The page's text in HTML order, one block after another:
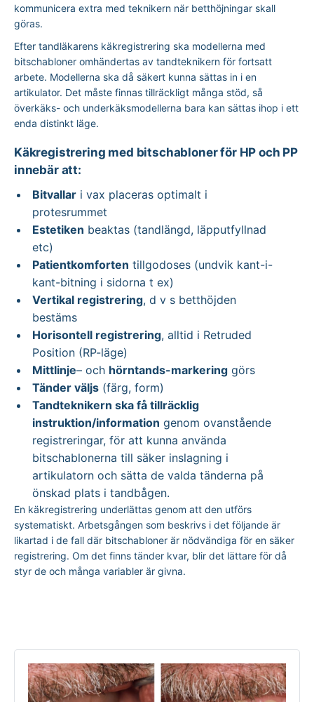
kommunicera extra med teknikern när betthöjningar skall
göras.
Efter tandläkarens käkregistrering ska modellerna med
bitschabloner omhändertas av tandteknikern för fortsatt
arbete. Modellerna ska då säkert kunna sättas in i en
artikulator. Det måste finnas tillräckligt många stöd, så
överkäks- och underkäksmodellerna bara kan sättas ihop i ett
enda distinkt läge.
Käkregistrering med bitschabloner för HP och PP
innebär att:
Bitvallari vax placeras optimalt i
protesrummet
Estetiken beaktas (tandlängd, läpputfyllnad
etc)
Patientkomforten tillgodoses (undvik kant-i-
kant-bitning i sidorna t ex)
Vertikal registrering, d v s betthöjden
bestäms
Horisontell registrering, alltid i Retruded
Position (RP-läge)
Mittlinje– och hörntands-markeringgörs
Tänder väljs(färg, form)
Tandteknikern ska få tillräcklig
instruktion/information genom ovanstående
registreringar, för att kunna använda
bitschablonerna till säker inslagning i
artikulatorn och sätta de valda tänderna på
önskad plats i tandbågen.
En käkregistrering underlättas genom att den utförs
systematiskt. Arbetsgången som beskrivs i det följande är
likartad i de fall där bitschabloner är nödvändiga för en säker
registrering. Om det finns tänder kvar, blir det lättare för då
styr de och många variabler är givna.